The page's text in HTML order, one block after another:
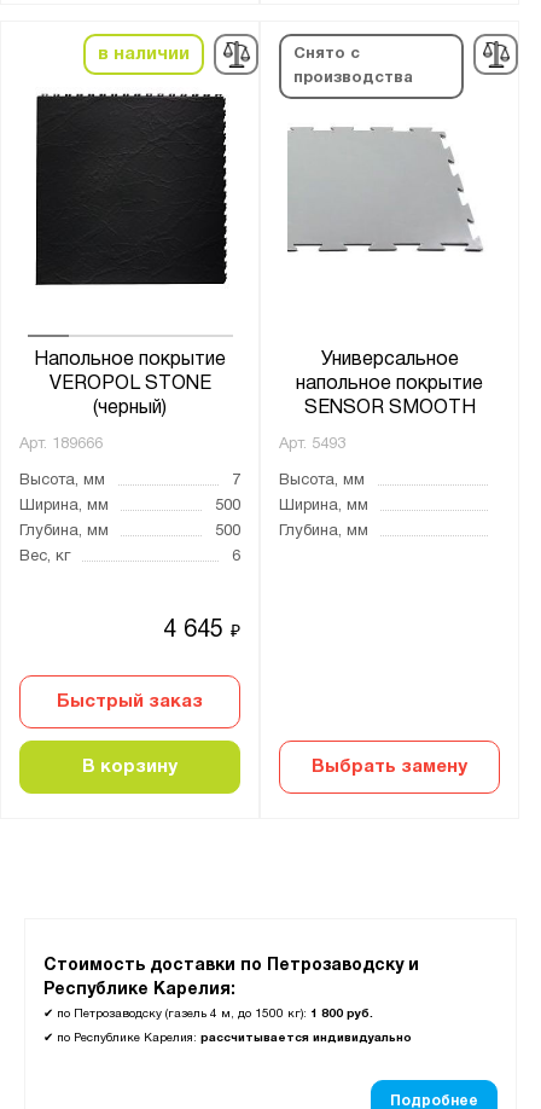
Стоимость доставки по Петрозаводску и
Республике Карелия:
✔ по Петрозаводску (газель 4 м, до 1500 кг): 1 800 руб.
✔ по Республике Карелия: рассчитывается индивидуально
Подробнее
в наличии
Напольное покрытие
VEROPOL STONE
(черный)
Арт. 189666
Высота, мм
7
Ширина, мм
500
Глубина, мм
500
Вес, кг
6
4 645₽
Быстрый заказ
В корзину
Снято с
производства
Универсальное
напольное покрытие
SENSOR SMOOTH
Арт. 5493
Высота, мм
Ширина, мм
Глубина, мм
Выбрать замену